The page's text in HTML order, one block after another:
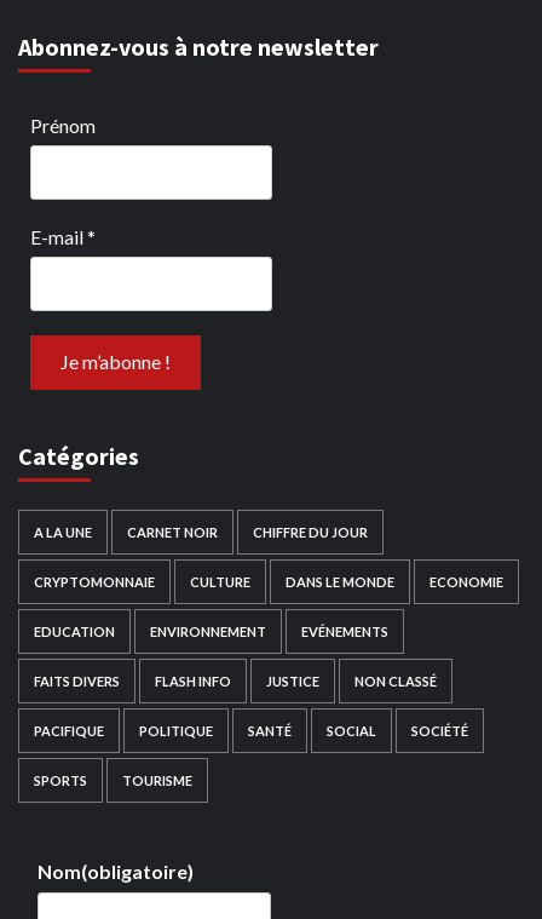
Abonnez-vous à notre newsletter
Prénom
E-mail*
Catégories
A LA UNE CARNET NOIR CHIFFRE DU JOUR
CRYPTOMONNAIE CULTURE DANS LE MONDE ECONOMIE
EDUCATION ENVIRONNEMENT EVÉNEMENTS
FAITS DIVERS FLASH INFO JUSTICE NON CLASSÉ
PACIFIQUE POLITIQUE SANTÉ SOCIAL SOCIÉTÉ
SPORTS TOURISME
Nom(obligatoire)